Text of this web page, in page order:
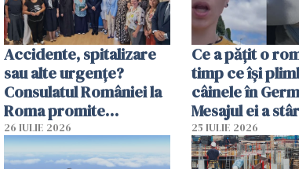
Accidente, spitalizare
sau alte urgențe?
Consulatul României la
Roma promite
intervenții în doar 24
de ore
26 IULIE 2026
Ce a pățit o
timp ce își
câinele în
Mesajul ei a
dezbateri
25 IULIE 2026